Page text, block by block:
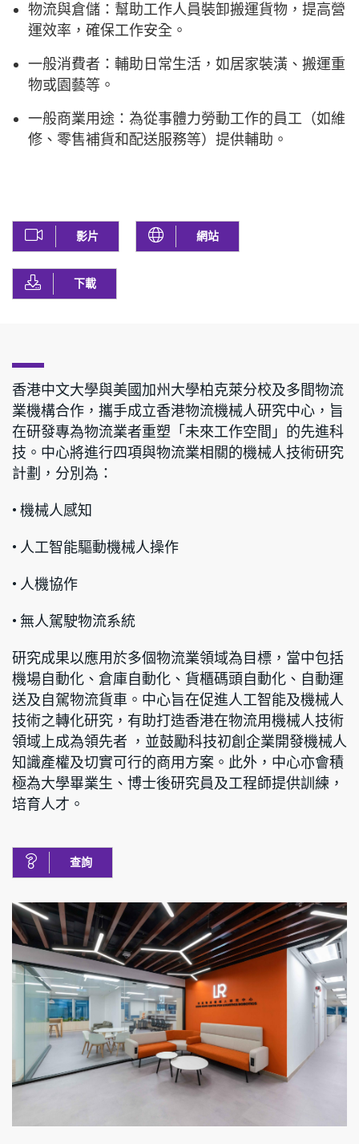
物流與倉儲：幫助工作人員裝卸搬運貨物，提高營
運效率，確保工作安全。
一般消費者：輔助日常生活，如居家裝潢、搬運重
物或園藝等。
一般商業用途：為從事體力勞動工作的員工（如維
修、零售補貨和配送服務等）提供輔助。
影片 網站
下載
香港中文大學與美國加州大學柏克萊分校及多間物流
業機構合作，攜手成立香港物流機械人研究中心，旨
在研發專為物流業者重塑「未來工作空間」的先進科
技。中心將進行四項與物流業相關的機械人技術研究
計劃，分別為：
• 機械人感知
• 人工智能驅動機械人操作
• 人機協作
• 無人駕駛物流系統
研究成果以應用於多個物流業領域為目標，當中包括
機場自動化、倉庫自動化、貨櫃碼頭自動化、自動運
送及自駕物流貨車。中心旨在促進人工智能及機械人
技術之轉化研究，有助打造香港在物流用機械人技術
領域上成為領先者 ，並鼓勵科技初創企業開發機械人
知識產權及切實可行的商用方案。此外，中心亦會積
極為大學畢業生、博士後研究員及工程師提供訓練，
培育人才。
查詢